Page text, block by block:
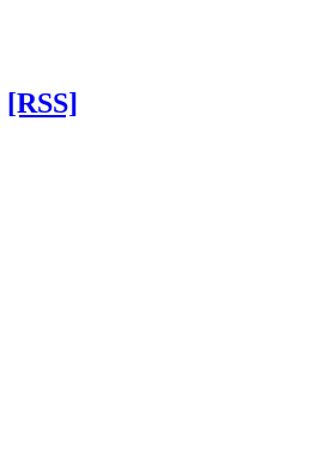
[RSS]